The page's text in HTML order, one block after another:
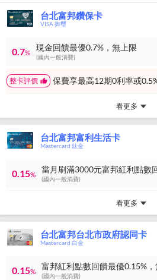
台北富邦鑽保卡
VISA 御璽
0.7%
現金回饋最優0.7%，無上限
(國內一般消費)
整卡評價 保費享最高12期0利率或
看更多
台北富邦富利生活卡
Mastercard 鈦金
0.15%
當月刷滿3000元富邦紅利點數
(國內一般消費)
看更多
台北富邦台北市政府認同卡
Mastercard 白金
0.15%
富邦紅利點數回饋最優0.15%，
(國內一般消費)